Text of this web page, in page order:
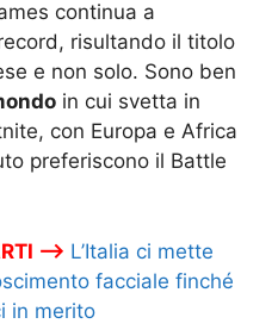
continua a
risultando il titolo
e non solo. Sono ben
in cui svetta in
con Europa e Africa
preferiscono il Battle
–> L’Italia ci mette
facciale finché
in merito